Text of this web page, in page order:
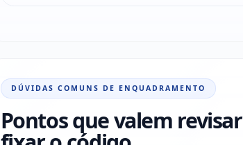
DÚVIDAS COMUNS DE ENQUADRAMENTO
Pontos que valem